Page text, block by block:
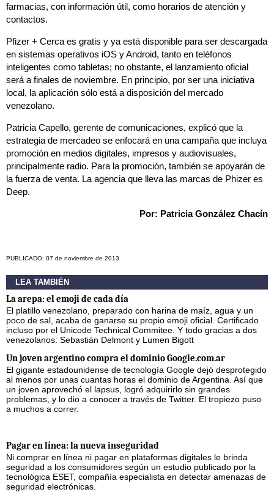
farmacias, con información útil, como horarios de atención y
contactos.
Pfizer + Cerca es gratis y ya está disponible para ser descargada
en sistemas operativos iOS y Android, tanto en teléfonos
inteligentes como tabletas; no obstante, el lanzamiento oficial
será a finales de noviembre. En principio, por ser una iniciativa
local, la aplicación sólo está a disposición del mercado
venezolano.
Patricia Capello, gerente de comunicaciones, explicó que la
estrategia de mercadeo se enfocará en una campaña que incluya
promoción en medios digitales, impresos y audiovisuales,
principalmente radio. Para la promoción, también se apoyarán de
la fuerza de venta. La agencia que lleva las marcas de Phizer es
Deep.
Por: Patricia González Chacín
PUBLICADO: 07 de noviembre de 2013
LEA TAMBIÉN
La arepa: el emoji de cada día
El platillo venezolano, preparado con harina de maíz, agua y un
poco de sal, acaba de ganarse su propio emoji oficial. Certificado
incluso por el Unicode Technical Commitee. Y todo gracias a dos
venezolanos: Sebastián Delmont y Lumen Bigott
Un joven argentino compra el dominio Google.com.ar
El gigante estadounidense de tecnología Google dejó desprotegido
al menos por unas cuantas horas el dominio de Argentina. Así que
un joven aprovechó el lapsus, logró adquirirlo sin grandes
problemas, y lo dio a conocer a través de Twitter. El tropiezo puso
a muchos a correr.
Pagar en línea: la nueva inseguridad
Ni comprar en línea ni pagar en plataformas digitales le brinda
seguridad a los consumidores según un estudio publicado por la
tecnológica ESET, compañía especialista en detectar amenazas de
seguridad electrónicas.